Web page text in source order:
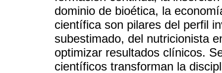
dominio de bioética, la
científica son pilares del perfil
subestimado, del nutricionista
optimizar resultados clínicos.
científicos transforman la